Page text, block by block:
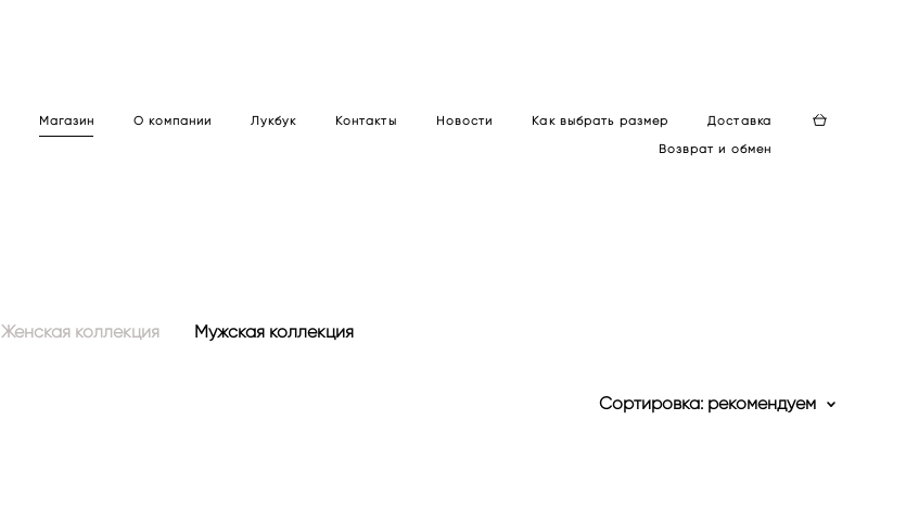
Магазин О компании Лукбук Контакты Новости Как выбрать размер
Доставка
Возврат и обмен
Женская коллекция Мужская коллекция
Сортировка: рекомендуем